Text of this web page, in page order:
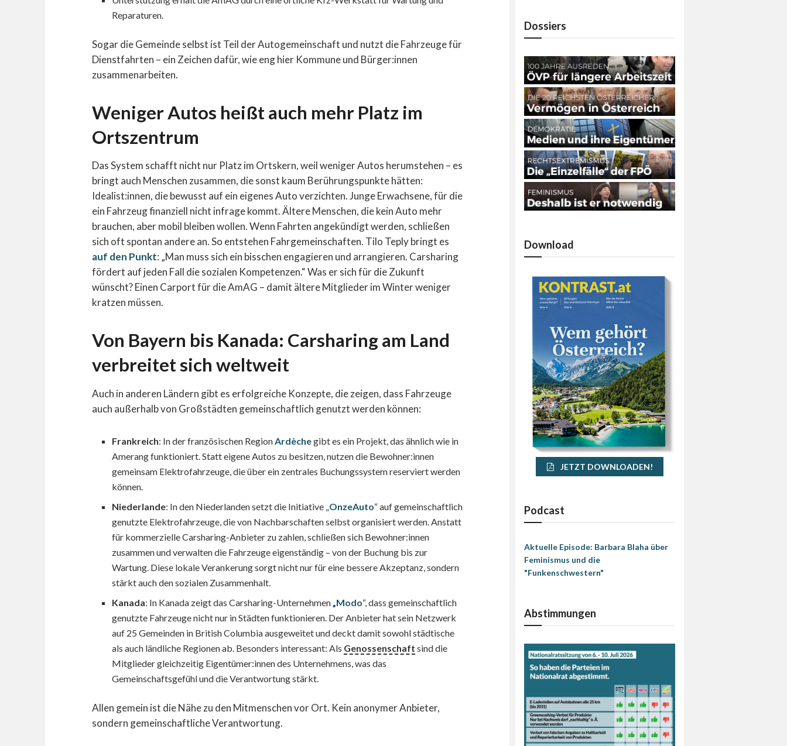
Reparaturen.
Sogar die Gemeinde selbst ist Teil der Autogemeinschaft und nutzt die Fahrzeuge für
Dienstfahrten – ein Zeichen dafür, wie eng hier Kommune und Bürger:innen
zusammenarbeiten.
Weniger Autos heißt auch mehr Platz im
Ortszentrum
Das System schafft nicht nur Platz im Ortskern, weil weniger Autos herumstehen – es
bringt auch Menschen zusammen, die sonst kaum Berührungspunkte hätten:
Idealist:innen, die bewusst auf ein eigenes Auto verzichten. Junge Erwachsene, für die
ein Fahrzeug finanziell nicht infrage kommt. Ältere Menschen, die kein Auto mehr
brauchen, aber mobil bleiben wollen. Wenn Fahrten angekündigt werden, schließen
sich oft spontan andere an. So entstehen Fahrgemeinschaften. Tilo Teply bringt es
auf den Punkt: „Man muss sich ein bisschen engagieren und arrangieren. Carsharing
fördert auf jeden Fall die sozialen Kompetenzen.“ Was er sich für die Zukunft
wünscht? Einen Carport für die AmAG – damit ältere Mitglieder im Winter weniger
kratzen müssen.
Von Bayern bis Kanada: Carsharing am Land
verbreitet sich weltweit
Auch in anderen Ländern gibt es erfolgreiche Konzepte, die zeigen, dass Fahrzeuge
auch außerhalb von Großstädten gemeinschaftlich genutzt werden können:
Frankreich: In der französischen RegionArdèchegibt es ein Projekt, das ähnlich wie in
Amerang funktioniert. Statt eigene Autos zu besitzen, nutzen die Bewohner:innen
gemeinsam Elektrofahrzeuge, die über ein zentrales Buchungssystem reserviert werden
können.
Niederlande: In den Niederlanden setzt die Initiative „OnzeAuto“ auf gemeinschaftlich
genutzte Elektrofahrzeuge, die von Nachbarschaften selbst organisiert werden. Anstatt
für kommerzielle Carsharing-Anbieter zu zahlen, schließen sich Bewohner:innen
zusammen und verwalten die Fahrzeuge eigenständig – von der Buchung bis zur
Wartung. Diese lokale Verankerung sorgt nicht nur für eine bessere Akzeptanz, sondern
stärkt auch den sozialen Zusammenhalt.
Kanada: In Kanada zeigt das Carsharing-Unternehmen„Modo“, dass gemeinschaftlich
genutzte Fahrzeuge nicht nur in Städten funktionieren. Der Anbieter hat sein Netzwerk
auf 25 Gemeinden in British Columbia ausgeweitet und deckt damit sowohl städtische
als auch ländliche Regionen ab. Besonders interessant: Als Genossenschaft sind die
Mitglieder gleichzeitig Eigentümer:innen des Unternehmens, was das
Gemeinschaftsgefühl und die Verantwortung stärkt.
Allen gemein ist die Nähe zu den Mitmenschen vor Ort. Kein anonymer Anbieter,
sondern gemeinschaftliche Verantwortung.
Dossiers
Download
JETZT DOWNLOADEN!
Podcast
Aktuelle Episode: Barbara Blaha über
Feminismus und die
"Funkenschwestern"
Abstimmungen